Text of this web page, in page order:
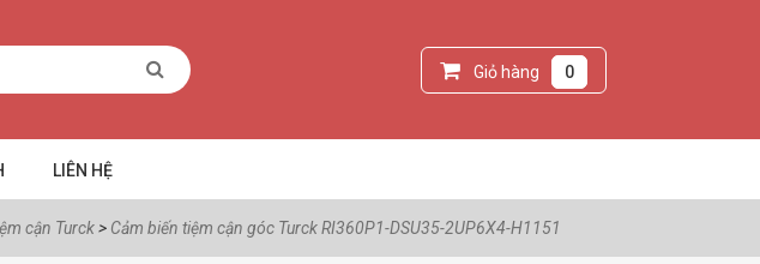
Giỏ hàng 0
LIÊN HỆ
cận Turck> Cảm biến tiệm cận góc Turck RI360P1-DSU35-2UP6X4-H1151